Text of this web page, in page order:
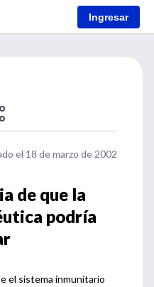
Ingresar
el 18 de marzo de 2002
de que la
podría
el sistema inmunitario